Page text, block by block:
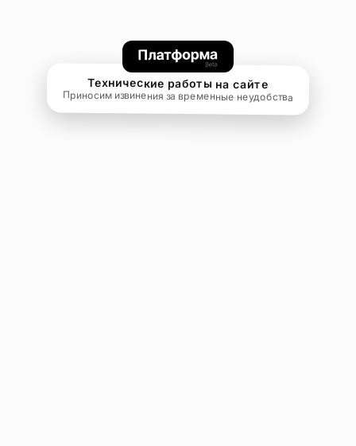
Технические работы на сайте
Приносим извинения за временные неудобства